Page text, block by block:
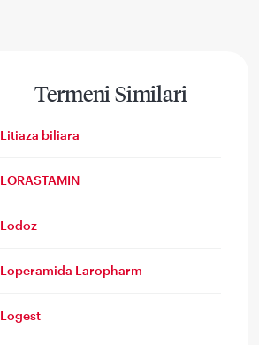
Termeni Similari
Litiaza biliara
LORASTAMIN
Lodoz
Loperamida Laropharm
Logest